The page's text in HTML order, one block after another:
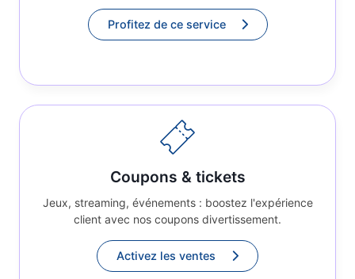
Profitez de ce service
Coupons & tickets
Jeux, streaming, événements : boostez l'expérience
client avec nos coupons divertissement.
Activez les ventes